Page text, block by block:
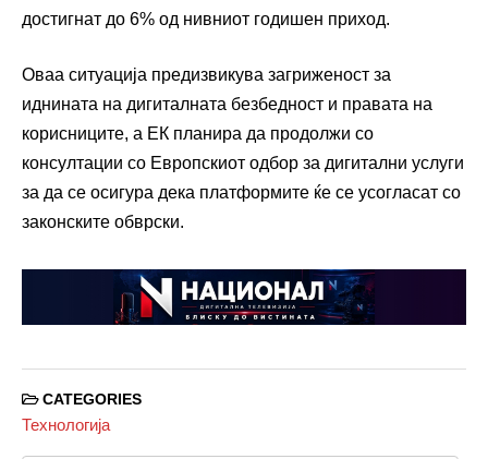
достигнат до 6% од нивниот годишен приход.
Оваа ситуација предизвикува загриженост за
иднината на дигиталната безбедност и правата на
корисниците, а ЕК планира да продолжи со
консултации со Европскиот одбор за дигитални услуги
за да се осигура дека платформите ќе се усогласат со
законските обврски.
CATEGORIES
Технологија